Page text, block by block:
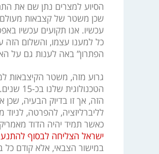
הסיוע למצרים נתן שם את
שכן משטר של קצבאות
עכשיו. אנו תקועים עכשיו
כל למענו עצמו, והשלום הזה
הפתרון” באה לענות גם על
גרוע מזה, משטר הקיצבאות
הזה, אך זו בדיוק הבעיה,
לליברליזציה, להפרטה,
כאשר תמיד יהיה הדוד
ישראל הצליחה לבסוף
במישור הצבאי, אלא קודם